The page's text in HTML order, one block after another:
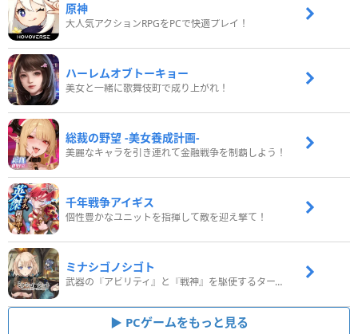
原神
大人気アクションRPGをPCで快適プレイ！
ハーレムオブトーキョー
美女と一緒に歌舞伎町で成り上がれ！
総裁の野望 -美女養成計画-
美麗なキャラを引き連れて金融戦争を制覇しよう！
千年戦争アイギス
個性豊かなユニットを指揮して敵を迎え撃て！
ミナシゴノシゴト
武器の『アビリティ』と『戦神』を駆使するターン制コマンドバトルRPG！
PCゲームをもっと見る